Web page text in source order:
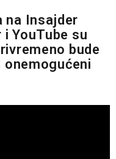
na Insajder
YouTube su
bude
onemogućeni